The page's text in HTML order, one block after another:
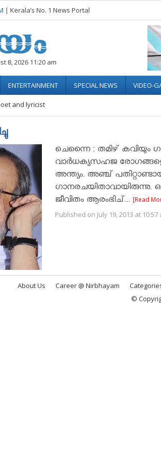
| Kerala’s No. 1 News Portal
8, 2026 11:20 am
ENTERTAINMENT SPECIAL NEWS VIDEO-
and lyricist
ചെന്നൈ : തമിഴ് കവിയും
വാര്‍ധക്യസഹജ
അന്ത്യം. അഞ്ച്
ഗാനരചയിതാവായിരുന്നു.
ജീവിതം ആരംഭിച്... [Read
Published on July 19, 2013 at 10:57
About Us Career @ Nirbhayam
©